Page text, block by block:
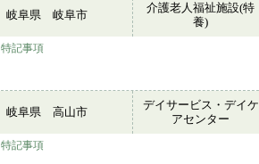
岐阜県 岐阜市
介護老人福祉施設(特
養)
特記事項
岐阜県 高山市
デイサービス・デイケ
アセンター
特記事項